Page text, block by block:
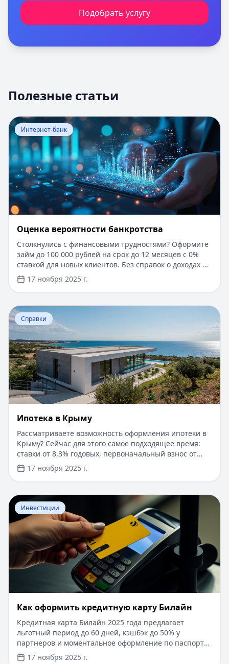
Подобрать услугу
Полезные статьи
Перейти к статье:Оценка вероятности банкротства
Интернет-банк
Оценка вероятности банкротства
Столкнулись с финансовыми трудностями? Оформите
займ до 100 000 рублей на срок до 12 месяцев с 0%
ставкой для новых клиентов. Без справок о доходах и
документов — решение за 5 минут. Получите деньги
быстро и прозрачно через проверенные сервисы.
17 ноября 2025 г.
Перейти к статье:
Справки
Ипотека в Крыму
Рассматриваете возможность оформления ипотеки в
Крыму? Сейчас для этого самое подходящее время:
ставки от 8,3% годовых, первоначальный взнос от
15%, срок рассмотрения заявки — от 1 дня. Доступны
программы господдержки с пониженной ставкой от
6%. Одобрение без подтверждения дохода справкой
2-НДФЛ, достаточно выписки по счету. Срок
кредитования — до 30 лет.
17 ноября 2025 г.
Перейти к статье: ​Как оформить кредитную карту
Инвестиции
​Как оформить кредитную карту Билайн
Кредитная карта Билайн 2025 года предлагает
льготный период до 60 дней, кэшбэк до 50% у
партнеров и моментальное оформление по паспорту.
Заемные средства до 300 000 рублей доступны без
17 ноября 2025 г.